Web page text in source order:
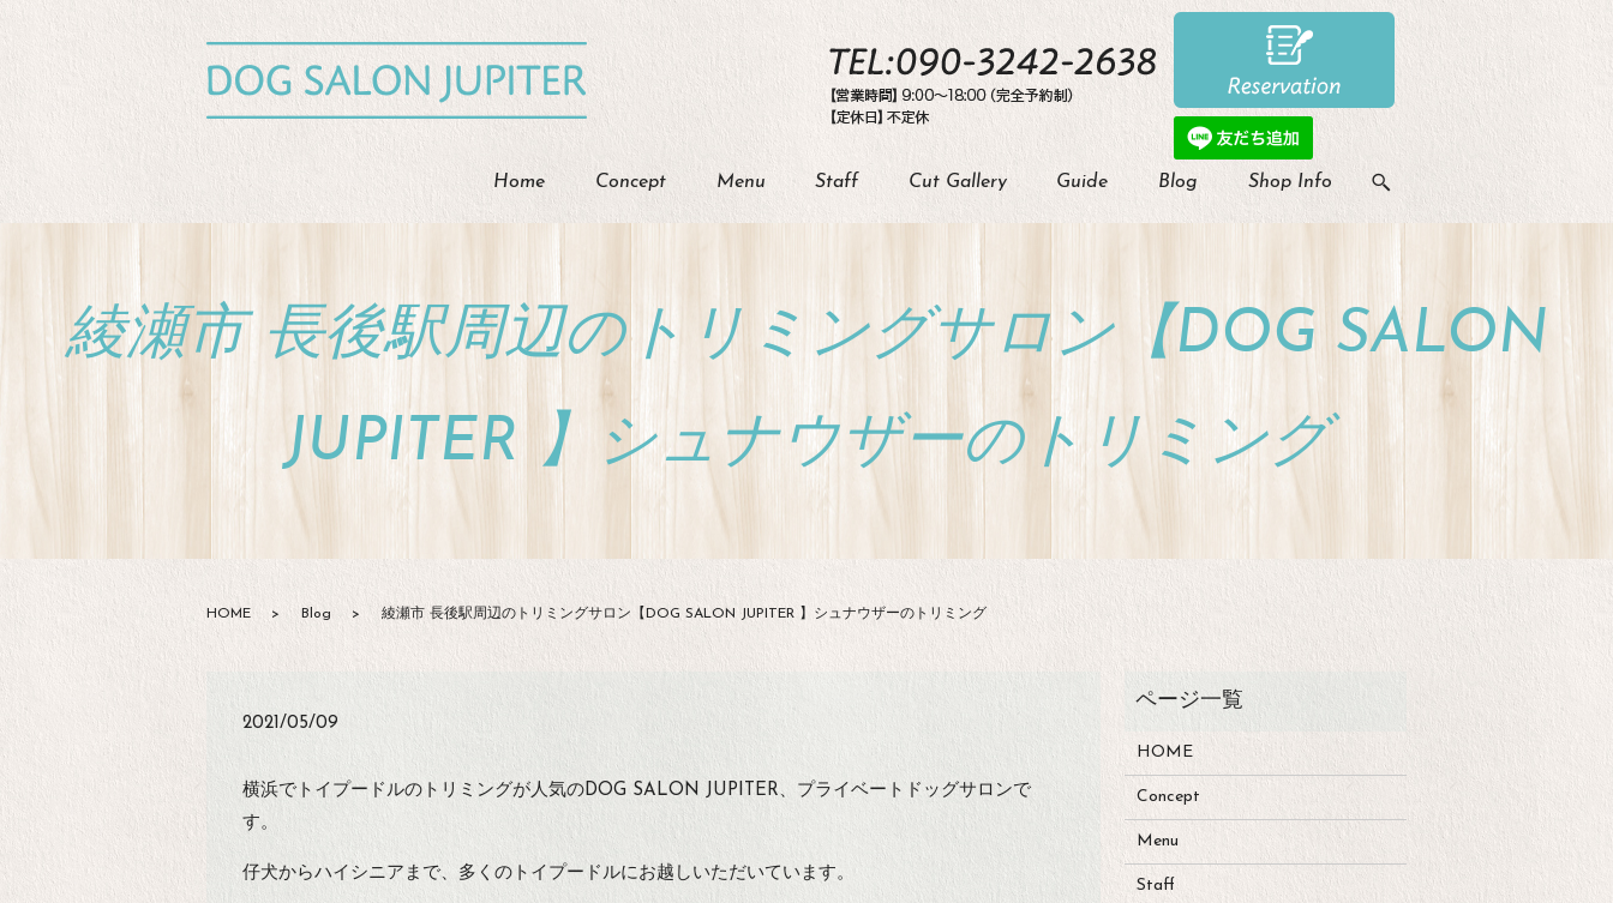
Home Concept Menu Staff Cut Gallery Guide Blog Shop Info
綾瀬市 長後駅周辺のトリミングサロン【DOG SALON
JUPITER 】シュナウザーのトリミング
HOME Blog 綾瀬市 長後駅周辺のトリミングサロン【DOG SALON JUPITER 】シュナウザーのトリミング
2021/05/09
横浜でトイプードルのトリミングが人気のDOG SALON JUPITER、プライベートドッグサロンで
す。
仔犬からハイシニアまで、多くのトイプードルにお越しいただいています。
HOME
Concept
Menu
Staff